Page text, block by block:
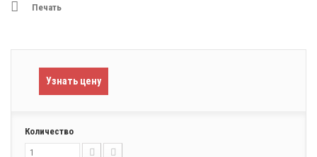
Печать
Узнать цену
Количество